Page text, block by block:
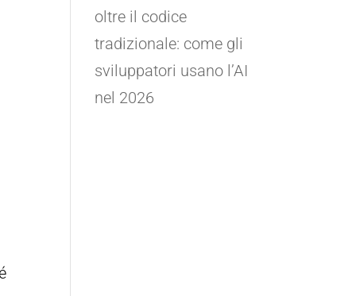
oltre il codice
tradizionale: come gli
sviluppatori usano l’AI
nel 2026